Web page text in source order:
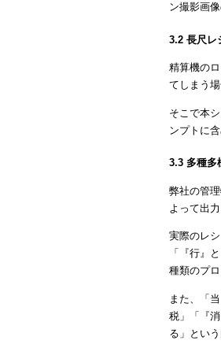
ン撮影画
3.2 長尺レ
精算機の
てしまう場
そこで本
ンプトに
3.3 多種多
弊社の管
よって出
実際のレ
「『行』
種類のプ
また、「
税」「『
る」とい